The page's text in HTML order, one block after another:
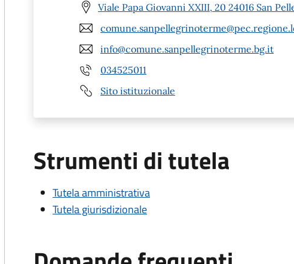
Viale Papa Giovanni XXIII, 20 24016 San
info@comune.sanpellegrinoterme.bg.it
034525011
Sito istituzionale
Strumenti di tutela
Tutela amministrativa
Tutela giurisdizionale